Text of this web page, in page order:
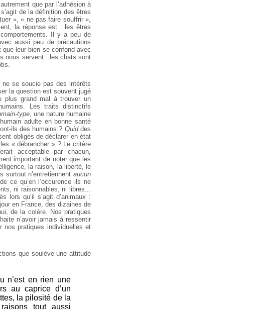
que par l’adhésion à
de la définition des êtres
», « ne pas faire souffrir »,
la réponse est : les êtres
Il y a peu de
aussi peu de précautions
leur bien se confond avec
nous servent : les chats sont
ne se soucie pas des intérêts
la question est souvent jugé
plus grand mal à trouver un
Les traits distinctifs
type, une nature humaine
adulte en bonne santé
ils des humains ? Quiddes
obligés de déclarer en état
« débrancher » ? Le critère
acceptable par chacun,
important de noter que les
la raison, la liberté, le
surtout n’entretiennent aucun
ce qu’en l’occurence ils ne
ni raisonnables, ni libres...
lors qu’il s’agit d’animaux :
en France, des dizaines de
de la colère. Nos pratiques
n’avoir jamais à ressentir
nos pratiques individuelles et
que soulève une attitude
n’est en rien une
au caprice d’un
la pilosité de la
tout aussi